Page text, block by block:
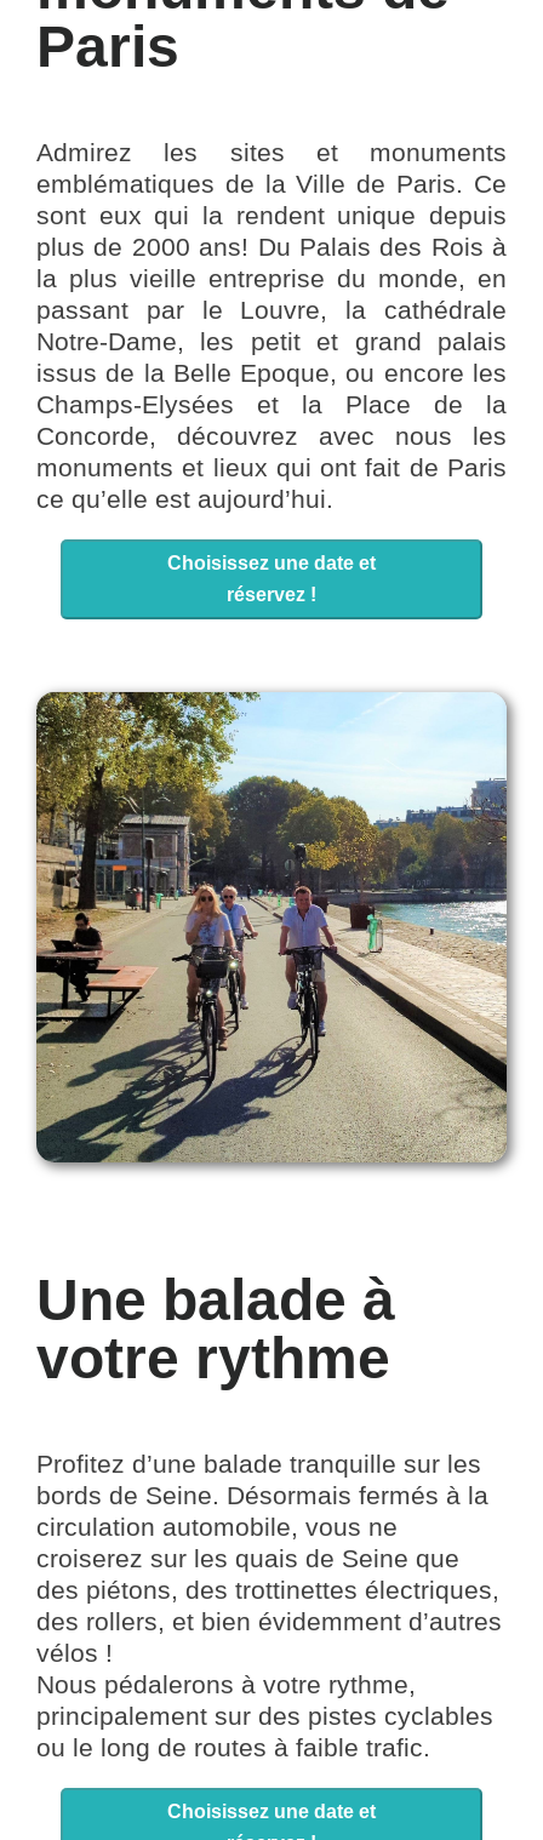
Paris
Admirez les sites et monuments
emblématiques de la Ville de Paris. Ce
sont eux qui la rendent unique depuis
plus de 2000 ans! Du Palais des Rois à
la plus vieille entreprise du monde, en
passant par le Louvre, la cathédrale
Notre-Dame, les petit et grand palais
issus de la Belle Epoque, ou encore les
Champs-Elysées et la Place de la
Concorde, découvrez avec nous les
monuments et lieux qui ont fait de Paris
ce qu’elle est aujourd’hui.
Choisissez une date et
réservez !
Une balade à
votre rythme
Profitez d’une balade tranquille sur les
bords de Seine. Désormais fermés à la
circulation automobile, vous ne
croiserez sur les quais de Seine que
des piétons, des trottinettes électriques,
des rollers, et bien évidemment d’autres
vélos !
Nous pédalerons à votre rythme,
principalement sur des pistes cyclables
ou le long de routes à faible trafic.
Choisissez une date et